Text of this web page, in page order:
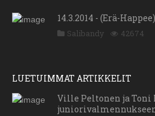
14.3.2014 - (Erä-Happee)
Salibandy 42674
LUETUIMMAT ARTIKKELIT
Ville Peltonen ja Toni